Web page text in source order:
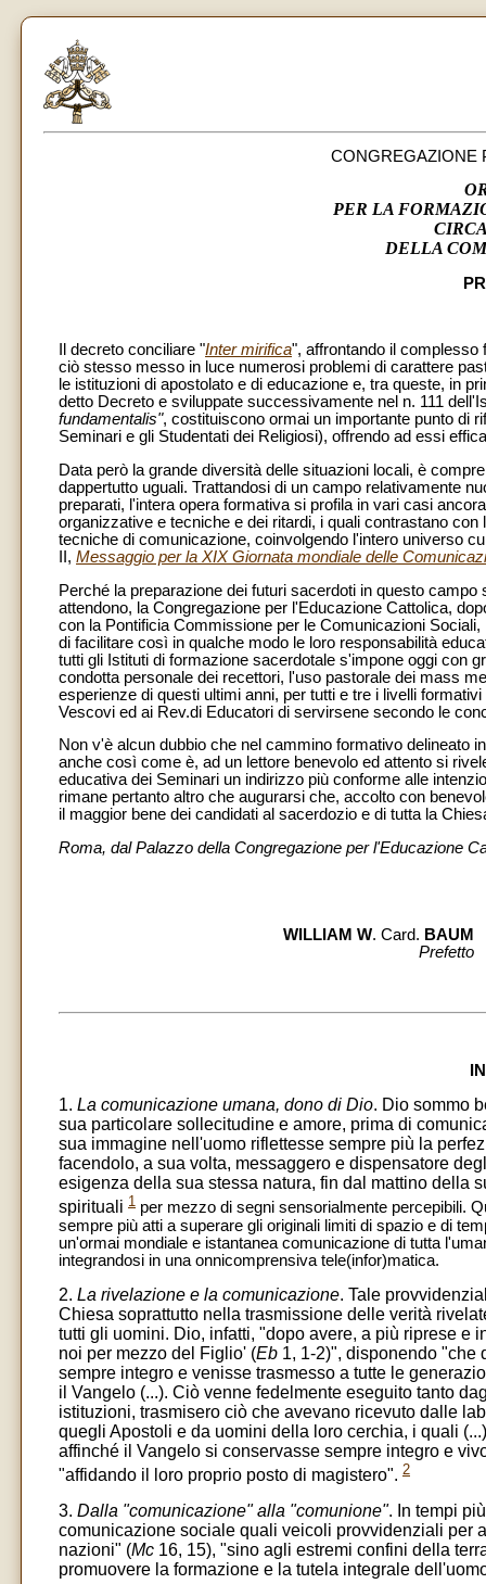
CONGREGAZIONE
PER LA
DELLA
Il decreto conciliare "Inter mirifica", affrontando il complesso
ciò stesso messo in luce numerosi problemi di carattere
le istituzioni di apostolato e di educazione e, tra queste, in
detto Decreto e sviluppate successivamente nel n. 111
fundamentalis", costituiscono ormai un importante punto di
Seminari e gli Studentati dei Religiosi), offrendo ad essi
Data però la grande diversità delle situazioni locali, è
dappertutto uguali. Trattandosi di un campo relativamente
preparati, l'intera opera formativa si profila in vari casi
organizzative e tecniche e dei ritardi, i quali contrastano
tecniche di comunicazione, coinvolgendo l'intero universo
II, Messaggio per la XIX Giornata mondiale delle
Perché la preparazione dei futuri sacerdoti in questo
attendono, la Congregazione per l'Educazione Cattolica,
con la Pontificia Commissione per le Comunicazioni
di facilitare così in qualche modo le loro responsabilità
tutti gli Istituti di formazione sacerdotale s'impone oggi con
condotta personale dei recettori, l'uso pastorale dei mass
esperienze di questi ultimi anni, per tutti e tre i livelli
Vescovi ed ai Rev.di Educatori di servirsene secondo le
Non v'è alcun dubbio che nel cammino formativo delineato
anche così come è, ad un lettore benevolo ed attento si
educativa dei Seminari un indirizzo più conforme alle
rimane pertanto altro che augurarsi che, accolto con
il maggior bene dei candidati al sacerdozio e di tutta la
Roma, dal Palazzo della Congregazione per l'Educazione
WILLIAM W. Card. BAUM
Prefetto
1. La comunicazione umana, dono di Dio. Dio sommo
sua particolare sollecitudine e amore, prima di
sua immagine nell'uomo riflettesse sempre più la
facendolo, a sua volta, messaggero e dispensatore
esigenza della sua stessa natura, fin dal mattino della
spirituali 1 per mezzo di segni sensorialmente percepibili.
sempre più atti a superare gli originali limiti di spazio e di
un'ormai mondiale e istantanea comunicazione di tutta
integrandosi in una onnicomprensiva tele(infor)matica.
2. La rivelazione e la comunicazione. Tale
Chiesa soprattutto nella trasmissione delle verità
tutti gli uomini. Dio, infatti, "dopo avere, a più riprese e
noi per mezzo del Figlio' (Eb 1, 1-2)", disponendo "che
sempre integro e venisse trasmesso a tutte le
il Vangelo (...). Ciò venne fedelmente eseguito tanto
istituzioni, trasmisero ciò che avevano ricevuto dalle
quegli Apostoli e da uomini della loro cerchia, i quali
affinché il Vangelo si conservasse sempre integro e
"affidando il loro proprio posto di magistero". 2
3. Dalla "comunicazione" alla "comunione". In tempi
comunicazione sociale quali veicoli provvidenziali per
nazioni" (Mc 16, 15), "sino agli estremi confini della
promuovere la formazione e la tutela integrale